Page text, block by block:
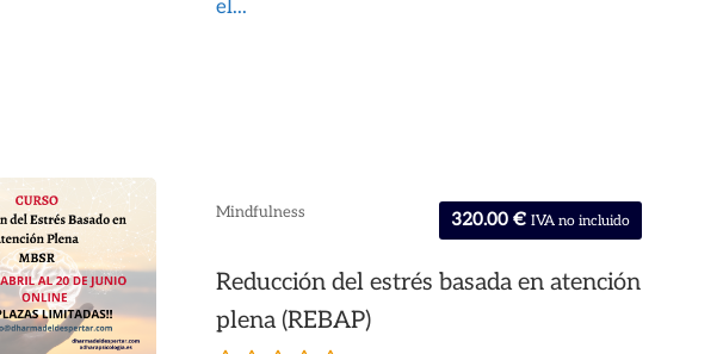
el...
Mindfulness 320.00 € IVA no incluido
Reducción del estrés basada en atención
plena (REBAP)